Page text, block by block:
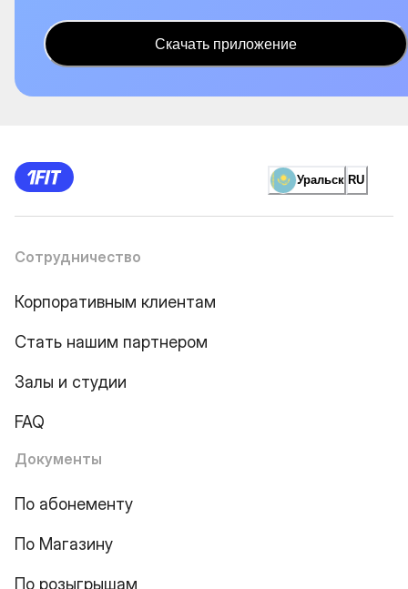
Скачать приложение
Уральск RU
Сотрудничество
Корпоративным клиентам
Стать нашим партнером
Залы и студии
FAQ
Документы
По абонементу
По Магазину
По розыгрышам